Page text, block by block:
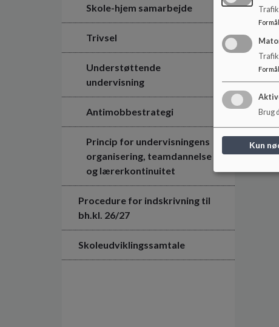
Skole-hjem samarbejde
Trivsel
Understøttende
undervisning
Antimobbestrategi
Princip for undervisningens
organisering, teamdannelse
og lærerkontinuitet
Procedure for indskrivning til
bh.kl. 26/27
Skoleudviklingssamtale
Formål
Formål
Brug
Kun